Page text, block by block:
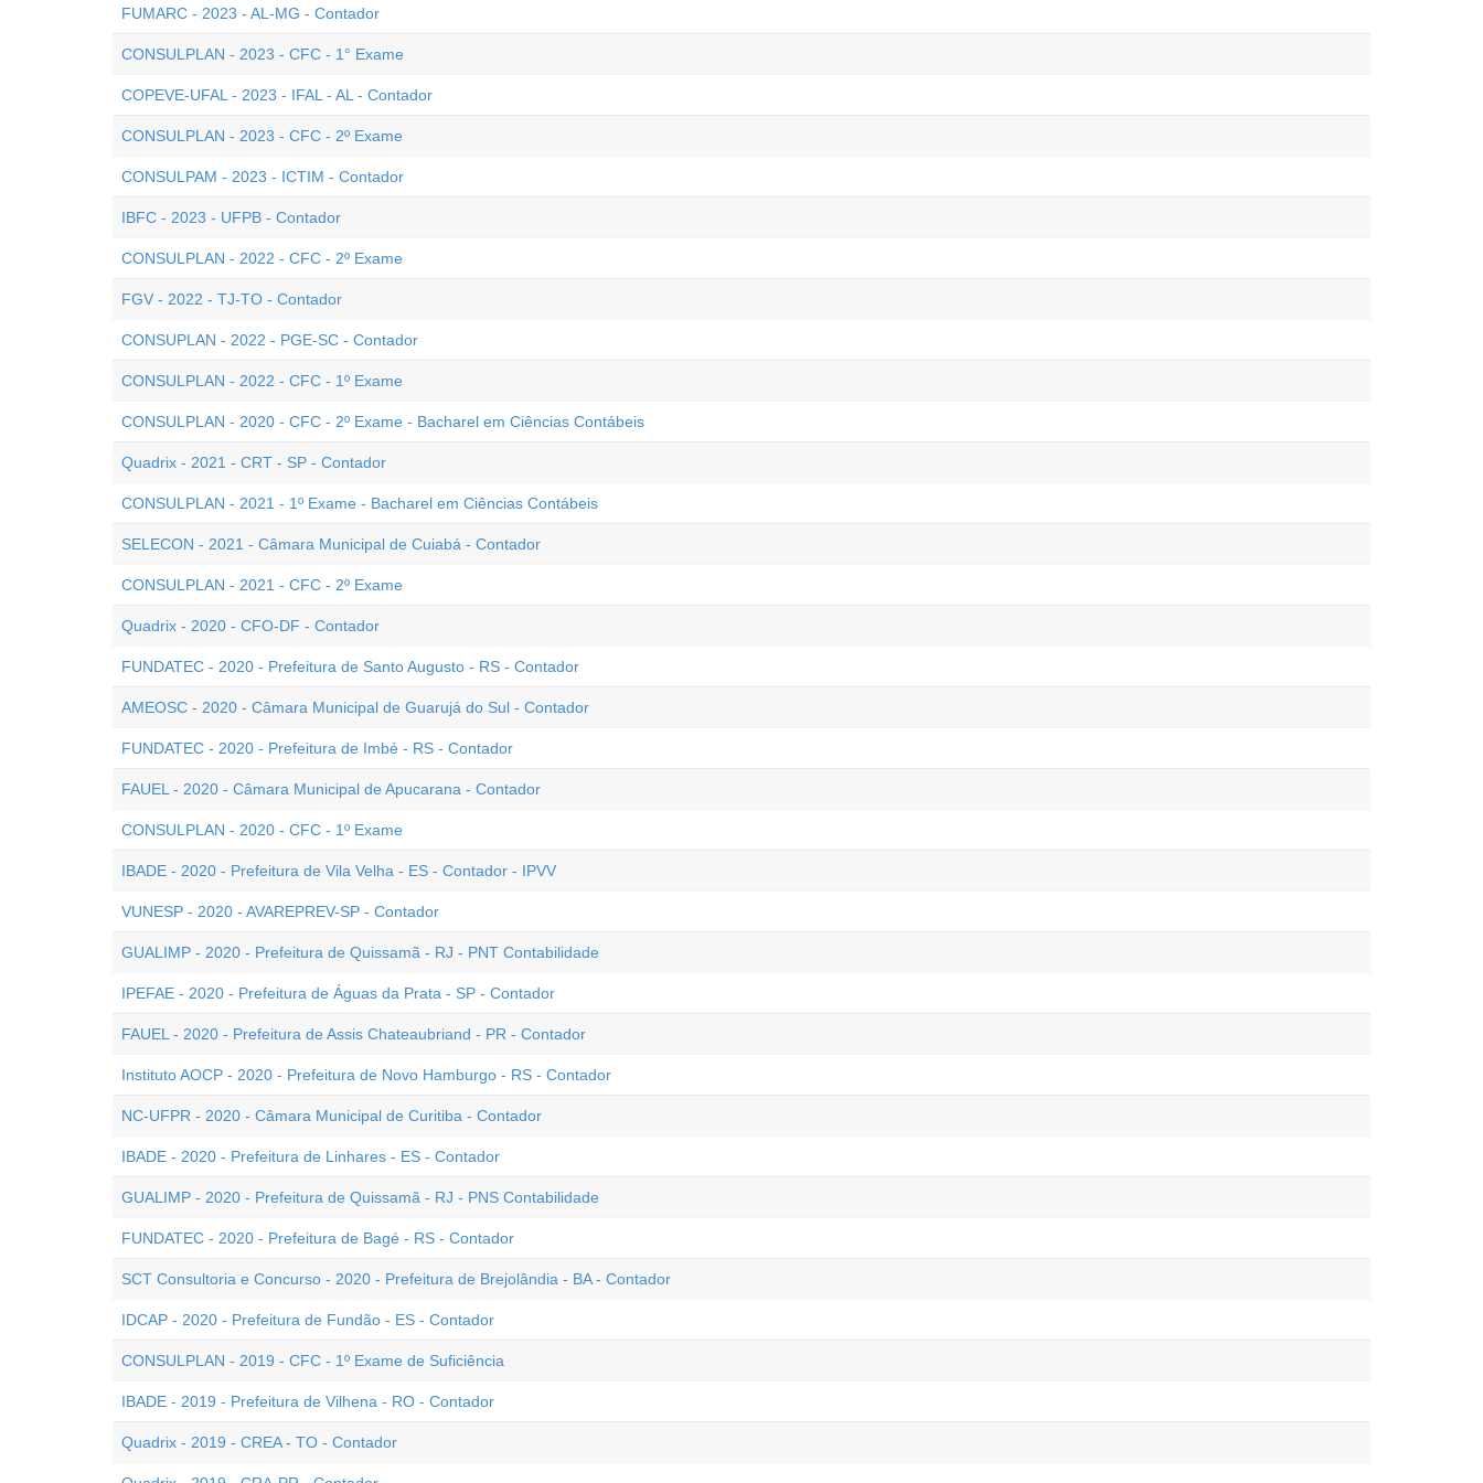
FUMARC - 2023 - AL-MG - Contador
CONSULPLAN - 2023 - CFC - 1° Exame
COPEVE-UFAL - 2023 - IFAL - AL - Contador
CONSULPLAN - 2023 - CFC - 2º Exame
CONSULPAM - 2023 - ICTIM - Contador
IBFC - 2023 - UFPB - Contador
CONSULPLAN - 2022 - CFC - 2º Exame
FGV - 2022 - TJ-TO - Contador
CONSUPLAN - 2022 - PGE-SC - Contador
CONSULPLAN - 2022 - CFC - 1º Exame
CONSULPLAN - 2020 - CFC - 2º Exame - Bacharel em Ciências Contábeis
Quadrix - 2021 - CRT - SP - Contador
CONSULPLAN - 2021 - 1º Exame - Bacharel em Ciências Contábeis
SELECON - 2021 - Câmara Municipal de Cuiabá - Contador
CONSULPLAN - 2021 - CFC - 2º Exame
Quadrix - 2020 - CFO-DF - Contador
FUNDATEC - 2020 - Prefeitura de Santo Augusto - RS - Contador
AMEOSC - 2020 - Câmara Municipal de Guarujá do Sul - Contador
FUNDATEC - 2020 - Prefeitura de Imbé - RS - Contador
FAUEL - 2020 - Câmara Municipal de Apucarana - Contador
CONSULPLAN - 2020 - CFC - 1º Exame
IBADE - 2020 - Prefeitura de Vila Velha - ES - Contador - IPVV
VUNESP - 2020 - AVAREPREV-SP - Contador
GUALIMP - 2020 - Prefeitura de Quissamã - RJ - PNT Contabilidade
IPEFAE - 2020 - Prefeitura de Águas da Prata - SP - Contador
FAUEL - 2020 - Prefeitura de Assis Chateaubriand - PR - Contador
Instituto AOCP - 2020 - Prefeitura de Novo Hamburgo - RS - Contador
NC-UFPR - 2020 - Câmara Municipal de Curitiba - Contador
IBADE - 2020 - Prefeitura de Linhares - ES - Contador
GUALIMP - 2020 - Prefeitura de Quissamã - RJ - PNS Contabilidade
FUNDATEC - 2020 - Prefeitura de Bagé - RS - Contador
SCT Consultoria e Concurso - 2020 - Prefeitura de Brejolândia - BA - Contador
IDCAP - 2020 - Prefeitura de Fundão - ES - Contador
CONSULPLAN - 2019 - CFC - 1º Exame de Suficiência
IBADE - 2019 - Prefeitura de Vilhena - RO - Contador
Quadrix - 2019 - CREA - TO - Contador